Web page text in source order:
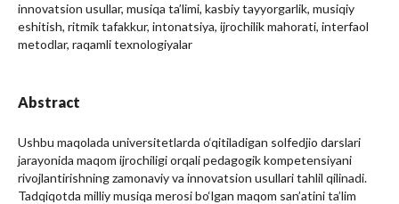
innovatsion usullar, musiqa ta’limi, kasbiy tayyorgarlik, musiqiy
eshitish, ritmik tafakkur, intonatsiya, ijrochilik mahorati, interfaol
metodlar, raqamli texnologiyalar
Abstract
Ushbu maqolada universitetlarda o‘qitiladigan solfedjio darslari
jarayonida maqom ijrochiligi orqali pedagogik kompetensiyani
rivojlantirishning zamonaviy va innovatsion usullari tahlil qilinadi.
Tadqiqotda milliy musiqa merosi bo‘lgan maqom san’atini ta’lim